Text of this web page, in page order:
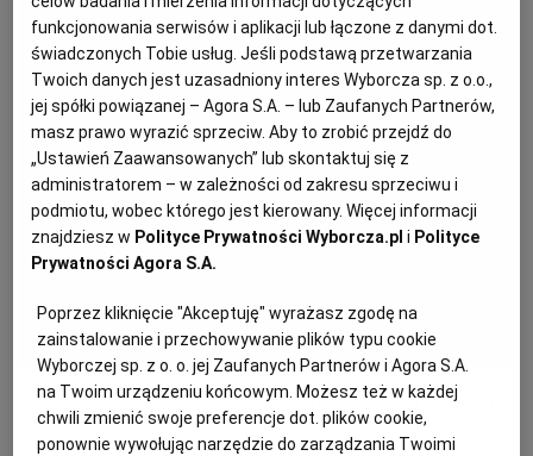
DRÓB
MIĘSA
RYBY
DOMOWE PRZETWORY
SOST, DIPY I INNE DODATKI
KUCHNIA PORTUGALSKA
KUCHNIA FRANCUSKA
KUCHNIA AMERYKAŃSKA
KUCHNIA MEKSYKAŃSKA
KUCHNIA INDYJSKA
BEZ GLUTENU
KSIĄŻKI KULINARNE
SZEF KUCHNI
BIELSKO-BIAŁA
BYDGOSZCZ
CZĘSTOCHOWA
GLIWICE
GORZÓW WIELKOPOLSKI
MAGAZYNY
DUŻY FORMAT
WOLNA SOBOTA
WYBORCZA TV I VOD
TYLKO ZDROWIE
WYBORCZA CLASSIC
WYBORCZA.BIZ
BIQDATA
JUTRONAUCI
Letnia tarta z młodymi buraczkami i serem
funkcjonowania serwisów i aplikacji lub łączone z danymi dot.
świadczonych Tobie usług. Jeśli podstawą przetwarzania
Twoich danych jest uzasadniony interes Wyborcza sp. z o.o.,
jej spółki powiązanej – Agora S.A. – lub Zaufanych Partnerów,
masz prawo wyrazić sprzeciw. Aby to zrobić przejdź do
„Ustawień Zaawansowanych” lub skontaktuj się z
administratorem – w zależności od zakresu sprzeciwu i
podmiotu, wobec którego jest kierowany. Więcej informacji
znajdziesz w Polityce Prywatności Wyborcza.pl i Polityce
Prywatności Agora S.A.
Poprzez kliknięcie "Akceptuję" wyrażasz zgodę na
zainstalowanie i przechowywanie plików typu cookie
Wyborczej sp. z o. o. jej Zaufanych Partnerów i Agora S.A.
na Twoim urządzeniu końcowym. Możesz też w każdej
chwili zmienić swoje preferencje dot. plików cookie,
ponownie wywołując narzędzie do zarządzania Twoimi